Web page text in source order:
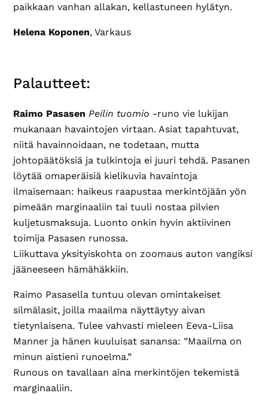
paikkaan vanhan allakan, kellastuneen hylätyn.
Helena Koponen, Varkaus
Palautteet:
Raimo Pasasen Peilin tuomio -runo vie lukijan
mukanaan havaintojen virtaan. Asiat tapahtuvat,
niitä havainnoidaan, ne todetaan, mutta
johtopäätöksiä ja tulkintoja ei juuri tehdä. Pasanen
löytää omaperäisiä kielikuvia havaintoja
ilmaisemaan: haikeus raapustaa merkintöjään yön
pimeään marginaaliin tai tuuli nostaa pilvien
kuljetusmaksuja. Luonto onkin hyvin aktiivinen
toimija Pasasen runossa.
Liikuttava yksityiskohta on zoomaus auton vangiksi
jääneeseen hämähäkkiin.
Raimo Pasasella tuntuu olevan omintakeiset
silmälasit, joilla maailma näyttäytyy aivan
tietynlaisena. Tulee vahvasti mieleen Eeva-Liisa
Manner ja hänen kuuluisat sanansa: ”Maailma on
minun aistieni runoelma.”
Runous on tavallaan aina merkintöjen tekemistä
marginaaliin.